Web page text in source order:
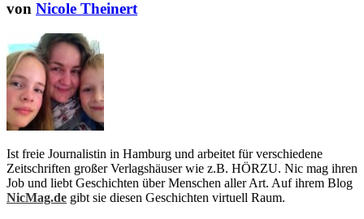
von Nicole Theinert
Ist freie Journalistin in Hamburg und arbeitet für verschiedene
Zeitschriften großer Verlagshäuser wie z.B. HÖRZU. Nic mag ihren
Job und liebt Geschichten über Menschen aller Art. Auf ihrem Blog
NicMag.de gibt sie diesen Geschichten virtuell Raum.